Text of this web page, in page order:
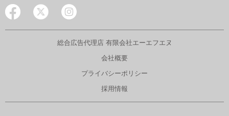
総合広告代理店 有限会社エーエフエヌ
会社概要
プライバシーポリシー
採用情報